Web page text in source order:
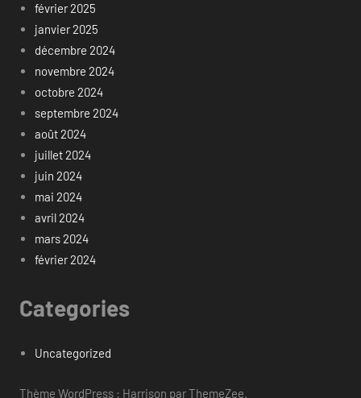
février 2025
janvier 2025
décembre 2024
novembre 2024
octobre 2024
septembre 2024
août 2024
juillet 2024
juin 2024
mai 2024
avril 2024
mars 2024
février 2024
Categories
Uncategorized
Thème WordPress : Harrison par ThemeZee.